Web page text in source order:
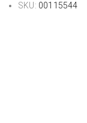
SKU: 00115544